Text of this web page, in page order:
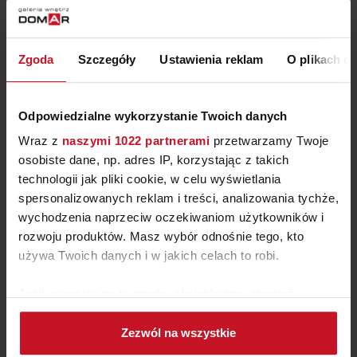
Zgoda Szczegóły Ustawienia reklam O plikach
Odpowiedzialne wykorzystanie Twoich danych
Wraz z naszymi 1022 partnerami przetwarzamy Twoje
osobiste dane, np. adres IP, korzystając z takich
technologii jak pliki cookie, w celu wyświetlania
spersonalizowanych reklam i treści, analizowania tychże,
wychodzenia naprzeciw oczekiwaniom użytkowników i
rozwoju produktów. Masz wybór odnośnie tego, kto
używa Twoich danych i w jakich celach to robi.
Gromadzić dane dotyczące Twojej lokalizacji
geograficznej z dokładnością nawet do kilku metrów
Identyfikować Twoje urządzenie, aktywnie
Zezwól na wszystkie
KRZESŁA RHONDA
OD5 085 ZŁ
FOTEL BOLZANO